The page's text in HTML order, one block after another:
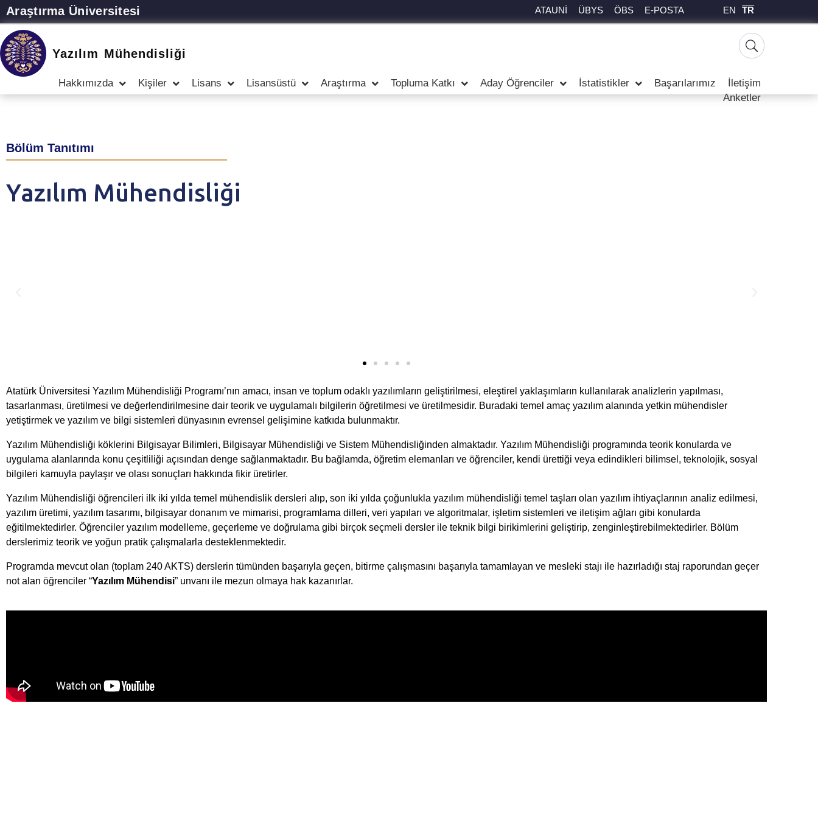
Araştırma Üniversitesi ATAUNİ ÜBYS ÖBS E-POSTA EN TR
Yazılım Mühendisliği
Hakkımızda Kişiler Lisans Lisansüstü Araştırma Topluma Katkı Aday Öğrenciler İstatistikler Başarılarımız
İletişim
Anketler
Bölüm Tanıtımı
Yazılım Mühendisliği
Atatürk Üniversitesi Yazılım Mühendisliği Programı’nın amacı, insan ve toplum odaklı yazılımların geliştirilmesi, eleştirel yaklaşımların kullanılarak analizlerin yapılması,
tasarlanması, üretilmesi ve değerlendirilmesine dair teorik ve uygulamalı bilgilerin öğretilmesi ve üretilmesidir. Buradaki temel amaç yazılım alanında yetkin mühendisler
yetiştirmek ve yazılım ve bilgi sistemleri dünyasının evrensel gelişimine katkıda bulunmaktır.
Yazılım Mühendisliği köklerini Bilgisayar Bilimleri, Bilgisayar Mühendisliği ve Sistem Mühendisliğinden almaktadır. Yazılım Mühendisliği programında teorik konularda ve
uygulama alanlarında konu çeşitliliği açısından denge sağlanmaktadır. Bu bağlamda, öğretim elemanları ve öğrenciler, kendi ürettiği veya edindikleri bilimsel, teknolojik, sosyal
bilgileri kamuyla paylaşır ve olası sonuçları hakkında fikir üretirler.
Yazılım Mühendisliği öğrencileri ilk iki yılda temel mühendislik dersleri alıp, son iki yılda çoğunlukla yazılım mühendisliği temel taşları olan yazılım ihtiyaçlarının analiz edilmesi,
yazılım üretimi, yazılım tasarımı, bilgisayar donanım ve mimarisi, programlama dilleri, veri yapıları ve algoritmalar, işletim sistemleri ve iletişim ağları gibi konularda
eğitilmektedirler. Öğrenciler yazılım modelleme, geçerleme ve doğrulama gibi birçok seçmeli dersler ile teknik bilgi birikimlerini geliştirip, zenginleştirebilmektedirler. Bölüm
derslerimiz teorik ve yoğun pratik çalışmalarla desteklenmektedir.
Programda mevcut olan (toplam 240 AKTS) derslerin tümünden başarıyla geçen, bitirme çalışmasını başarıyla tamamlayan ve mesleki stajı ile hazırladığı staj raporundan geçer
not alan öğrenciler “Yazılım Mühendisi” unvanı ile mezun olmaya hak kazanırlar.